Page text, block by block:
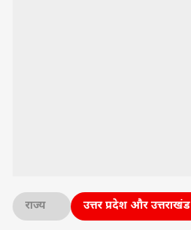
राज्य उत्तर प्रदेश और उत्तराखंड